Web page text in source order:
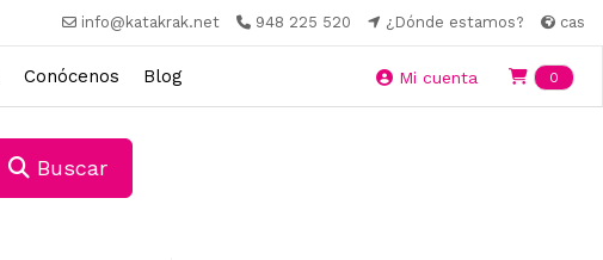
info@katakrak.net 948 225 520 ¿Dónde estamos? cas
Conócenos Blog Mi cuenta 0
Buscar